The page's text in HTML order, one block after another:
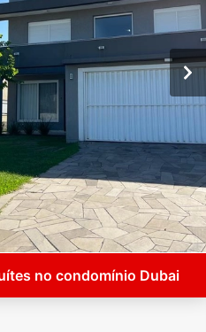
no condomínio Dubai